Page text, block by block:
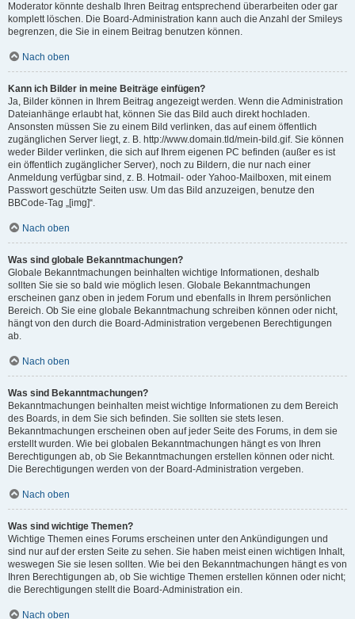
Moderator könnte deshalb Ihren Beitrag entsprechend überarbeiten oder gar
komplett löschen. Die Board-Administration kann auch die Anzahl der Smileys
begrenzen, die Sie in einem Beitrag benutzen können.
Nach oben
Kann ich Bilder in meine Beiträge einfügen?
Ja, Bilder können in Ihrem Beitrag angezeigt werden. Wenn die Administration
Dateianhänge erlaubt hat, können Sie das Bild auch direkt hochladen.
Ansonsten müssen Sie zu einem Bild verlinken, das auf einem öffentlich
zugänglichen Server liegt, z. B. http://www.domain.tld/mein-bild.gif. Sie können
weder Bilder verlinken, die sich auf Ihrem eigenen PC befinden (außer es ist
ein öffentlich zugänglicher Server), noch zu Bildern, die nur nach einer
Anmeldung verfügbar sind, z. B. Hotmail- oder Yahoo-Mailboxen, mit einem
Passwort geschützte Seiten usw. Um das Bild anzuzeigen, benutze den
BBCode-Tag „[img]“.
Nach oben
Was sind globale Bekanntmachungen?
Globale Bekanntmachungen beinhalten wichtige Informationen, deshalb
sollten Sie sie so bald wie möglich lesen. Globale Bekanntmachungen
erscheinen ganz oben in jedem Forum und ebenfalls in Ihrem persönlichen
Bereich. Ob Sie eine globale Bekanntmachung schreiben können oder nicht,
hängt von den durch die Board-Administration vergebenen Berechtigungen
ab.
Nach oben
Was sind Bekanntmachungen?
Bekanntmachungen beinhalten meist wichtige Informationen zu dem Bereich
des Boards, in dem Sie sich befinden. Sie sollten sie stets lesen.
Bekanntmachungen erscheinen oben auf jeder Seite des Forums, in dem sie
erstellt wurden. Wie bei globalen Bekanntmachungen hängt es von Ihren
Berechtigungen ab, ob Sie Bekanntmachungen erstellen können oder nicht.
Die Berechtigungen werden von der Board-Administration vergeben.
Nach oben
Was sind wichtige Themen?
Wichtige Themen eines Forums erscheinen unter den Ankündigungen und
sind nur auf der ersten Seite zu sehen. Sie haben meist einen wichtigen Inhalt,
weswegen Sie sie lesen sollten. Wie bei den Bekanntmachungen hängt es von
Ihren Berechtigungen ab, ob Sie wichtige Themen erstellen können oder nicht;
die Berechtigungen stellt die Board-Administration ein.
Nach oben